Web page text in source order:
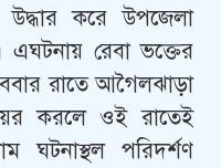
করে উপজেলা
এঘটনায় রেবা ভক্তের
রাতে আগৈলঝাড়া
করলে ওই রাতেই
পরিদর্শণ